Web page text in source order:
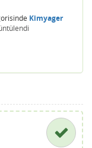
Kimyager